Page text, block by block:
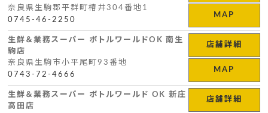
奈良県生駒郡平群町椿井304番地1
0745-46-2250
MAP
生鮮＆業務スーパー ボトルワールドOK 南生
駒店
奈良県生駒市小平尾町93番地
0743-72-4666
店舗詳細
MAP
生鮮＆業務スーパー ボトルワールド OK 新庄
高田店
店舗詳細